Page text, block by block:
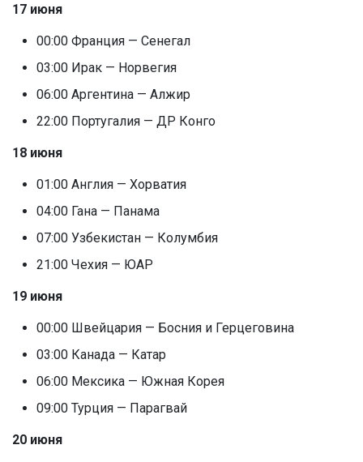
17 июня
00:00 Франция — Сенегал
03:00 Ирак — Норвегия
06:00 Аргентина — Алжир
22:00 Португалия — ДР Конго
18 июня
01:00 Англия — Хорватия
04:00 Гана — Панама
07:00 Узбекистан — Колумбия
21:00 Чехия — ЮАР
19 июня
00:00 Швейцария — Босния и Герцеговина
03:00 Канада — Катар
06:00 Мексика — Южная Корея
09:00 Турция — Парагвай
20 июня